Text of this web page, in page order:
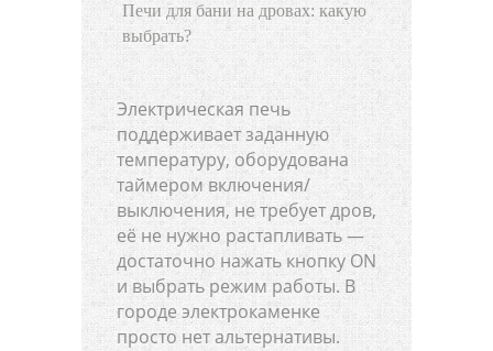
Печи для бани на дровах: какую
выбрать?
Электрическая печь
поддерживает заданную
температуру, оборудована
таймером включения/
выключения, не требует дров,
её не нужно растапливать —
достаточно нажать кнопку ON
и выбрать режим работы. В
городе электрокаменке
просто нет альтернативы.